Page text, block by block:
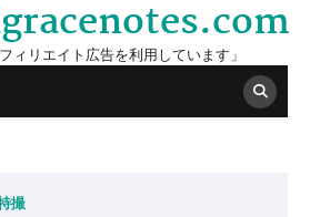
ィリエイト広告を利用しています」
撮